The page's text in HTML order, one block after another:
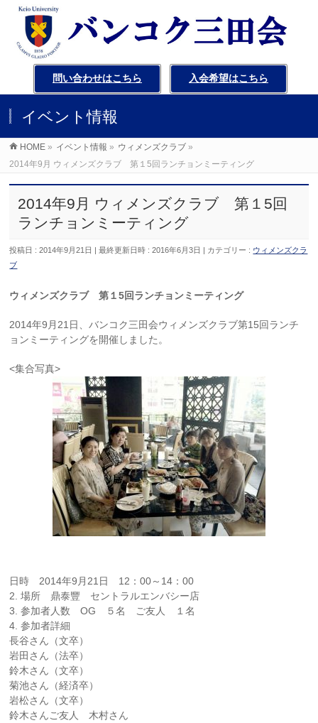
問い合わせはこちら 入会希望はこちら
イベント情報
HOME » イベント情報 » ウィメンズクラブ »
2014年9月 ウィメンズクラブ 第１5回ランチョンミーティング
2014年9月 ウィメンズクラブ 第１5回
ランチョンミーティング
投稿日 : 2014年9月21日 最終更新日時 : 2016年6月3日 カテゴリー : ウィメンズクラ
ブ
ウィメンズクラブ 第１5回ランチョンミーティング
2014年9月21日、バンコク三田会ウィメンズクラブ第15回ランチ
ョンミーティングを開催しました。
<集合写真>
日時 2014年9月21日 12：00～14：00
2. 場所 鼎泰豐 セントラルエンバシー店
3. 参加者人数 OG ５名 ご友人 １名
4. 参加者詳細
長谷さん（文卒）
岩田さん（法卒）
鈴木さん（文卒）
菊池さん（経済卒）
岩松さん（文卒）
鈴木さんご友人 木村さん